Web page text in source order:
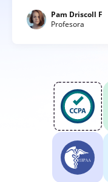
Pam Driscoll F
Profesora